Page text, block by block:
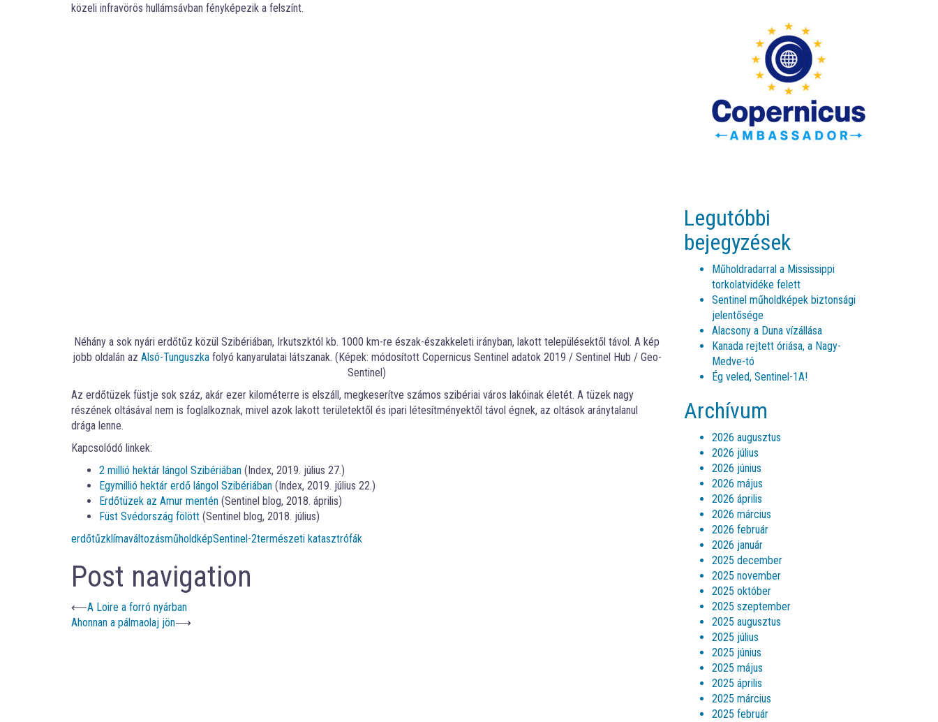
közeli infravörös hullámsávban fényképezik a felszínt.
Néhány a sok nyári erdőtűz közül Szibériában, Irkutszktól kb. 1000 km-re észak-északkeleti irányban, lakott településektől távol. A kép
jobb oldalán az Alsó-Tunguszkafolyó kanyarulatai látszanak. (Képek: módosított Copernicus Sentinel adatok 2019 / Sentinel Hub / Geo-
Sentinel)
Az erdőtüzek füstje sok száz, akár ezer kilométerre is elszáll, megkeserítve számos szibériai város lakóinak életét. A tüzek nagy
részének oltásával nem is foglalkoznak, mivel azok lakott területektől és ipari létesítményektől távol égnek, az oltások aránytalanul
drága lenne.
Kapcsolódó linkek:
2 millió hektár lángol Szibériában (Index, 2019. július 27.)
Egymillió hektár erdő lángol Szibériában (Index, 2019. július 22.)
Erdőtüzek az Amur mentén (Sentinel blog, 2018. április)
Füst Svédország fölött (Sentinel blog, 2018. július)
erdőtűzklímaváltozásműholdképSentinel-2természeti katasztrófák
Post navigation
⟵A Loire a forró nyárban
Ahonnan a pálmaolaj jön⟶
Legutóbbi
bejegyzések
Műholdradarral a Mississippi
torkolatvidéke felett
Sentinel műholdképek biztonsági
jelentősége
Alacsony a Duna vízállása
Kanada rejtett óriása, a Nagy-
Medve-tó
Ég veled, Sentinel-1A!
Archívum
2026 augusztus
2026 július
2026 június
2026 május
2026 április
2026 március
2026 február
2026 január
2025 december
2025 november
2025 október
2025 szeptember
2025 augusztus
2025 július
2025 június
2025 május
2025 április
2025 március
2025 február